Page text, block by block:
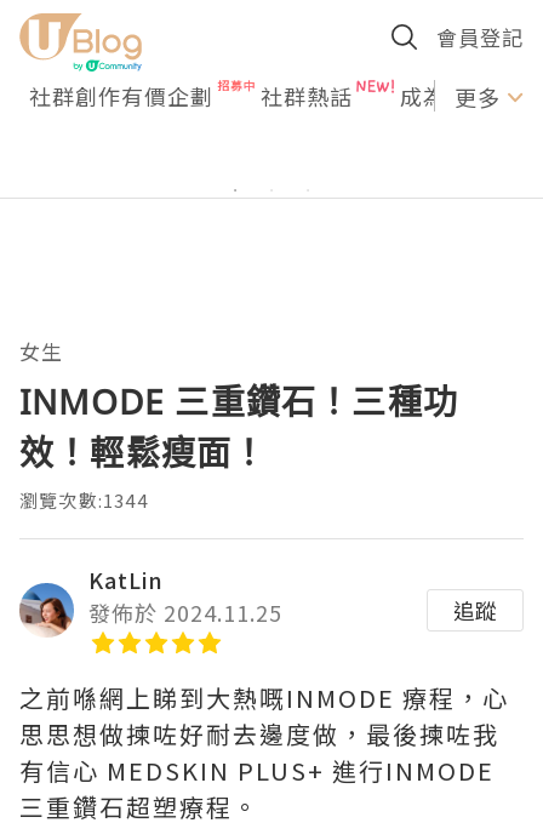
會員登記
社群創作有價企劃 社群熱話 成為U更多
女生
INMODE 三重鑽石！三種功
效！輕鬆瘦面！
瀏覽次數:1344
KatLin
發佈於 2024.11.25
追蹤
之前喺網上睇到大熱嘅INMODE 療程，心
思思想做揀咗好耐去邊度做，最後揀咗我
有信心 MEDSKIN PLUS+ 進行INMODE
三重鑽石超塑療程。